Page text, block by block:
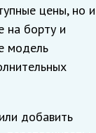
цены, но и
на борту и
модель
добавить